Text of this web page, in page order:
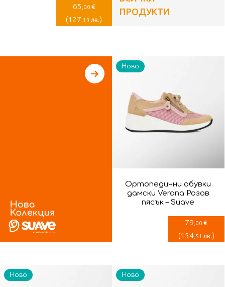
65 ,00 €
(127 ,13 лв.)
ПРОДУКТИ
Ортопедични обувки
дамски Verona Розов
пясък – Suave
79 ,00 €
(154,51 лв.)
Ново
Ново Ново